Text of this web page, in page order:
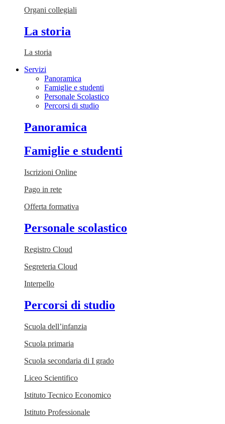
Organi collegiali
La storia
La storia
Servizi
Panoramica
Famiglie e studenti
Personale Scolastico
Percorsi di studio
Panoramica
Famiglie e studenti
Iscrizioni Online
Pago in rete
Offerta formativa
Personale scolastico
Registro Cloud
Segreteria Cloud
Interpello
Percorsi di studio
Scuola dell’infanzia
Scuola primaria
Scuola secondaria di I grado
Liceo Scientifico
Istituto Tecnico Economico
Istituto Professionale